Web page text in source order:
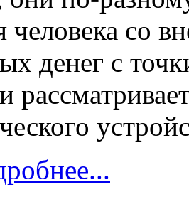
человека со
денег с